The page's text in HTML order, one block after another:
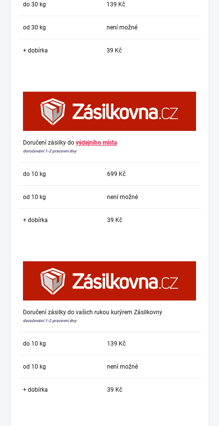
do 30 kg 139 Kč
od 30 kg není možné
+ dobírka 39 Kč
Doručení zásilky do výdejního místa
doručování 1-2 pracovní dny
do 10 kg 699 Kč
od 10 kg není možné
+ dobírka 39 Kč
Doručení zásilky do vašich rukou kurýrem Zásilkovny
doručování 1-2 pracovní dny
do 10 kg 139 Kč
od 10 kg není možné
+ dobírka 39 Kč